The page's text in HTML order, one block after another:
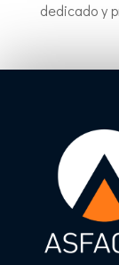
dedicado y